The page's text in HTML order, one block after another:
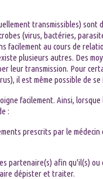
transmissibles) sont
(virus, bactéries,
facilement au cours de
plusieurs autres. Des
leur transmission. Pour
il est même possible de se
facilement. Ainsi, lorsque
:
prescrits par le médecin
partenaire(s) afin qu'il(s) ou
dépister et traiter.